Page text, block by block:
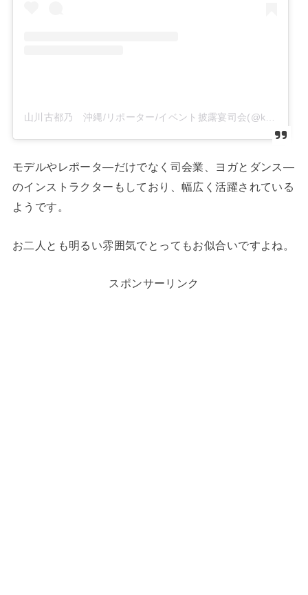
モデルやレポータ―だけでなく司会業、ヨガとダンス―
のインストラクターもしており、幅広く活躍されている
ようです。
お二人とも明るい雰囲気でとってもお似合いですよね。
スポンサーリンク